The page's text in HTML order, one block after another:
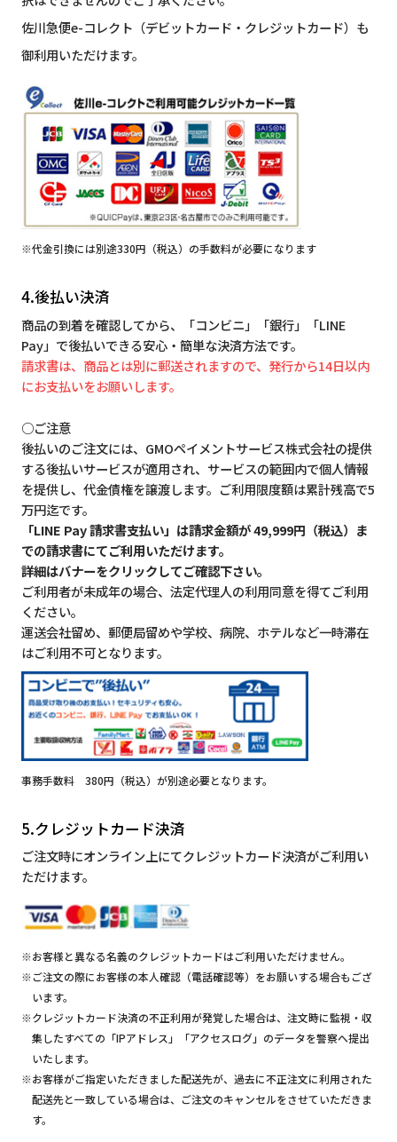
佐川急便e-コレクト（デビットカード・クレジットカード）も
御利用いただけます。
※代金引換には別途330円（税込）の手数料が必要になります
4.後払い決済
商品の到着を確認してから、「コンビニ」「銀行」「LINE
Pay」で後払いできる安心・簡単な決済方法です。
請求書は、商品とは別に郵送されますので、発行から14日以内
にお支払いをお願いします。
○ご注意
後払いのご注文には、GMOペイメントサービス株式会社の提供
する後払いサービスが適用され、サービスの範囲内で個人情報
を提供し、代金債権を譲渡します。ご利用限度額は累計残高で5
万円迄です。
「LINE Pay 請求書支払い」は請求金額が 49,999円（税込）ま
での請求書にてご利用いただけます。
詳細はバナーをクリックしてご確認下さい。
ご利用者が未成年の場合、法定代理人の利用同意を得てご利用
ください。
運送会社留め、郵便局留めや学校、病院、ホテルなど一時滞在
はご利用不可となります。
事務手数料 380円（税込）が別途必要となります。
5.クレジットカード決済
ご注文時にオンライン上にてクレジットカード決済がご利用い
ただけます。
※お客様と異なる名義のクレジットカードはご利用いただけません。
※ご注文の際にお客様の本人確認（電話確認等）をお願いする場合もござ
います。
※クレジットカード決済の不正利用が発覚した場合は、注文時に監視・収
集したすべての「IPアドレス」「アクセスログ」のデータを警察へ提出
いたします。
※お客様がご指定いただきました配送先が、過去に不正注文に利用された
配送先と一致している場合は、ご注文のキャンセルをさせていただきま
す。